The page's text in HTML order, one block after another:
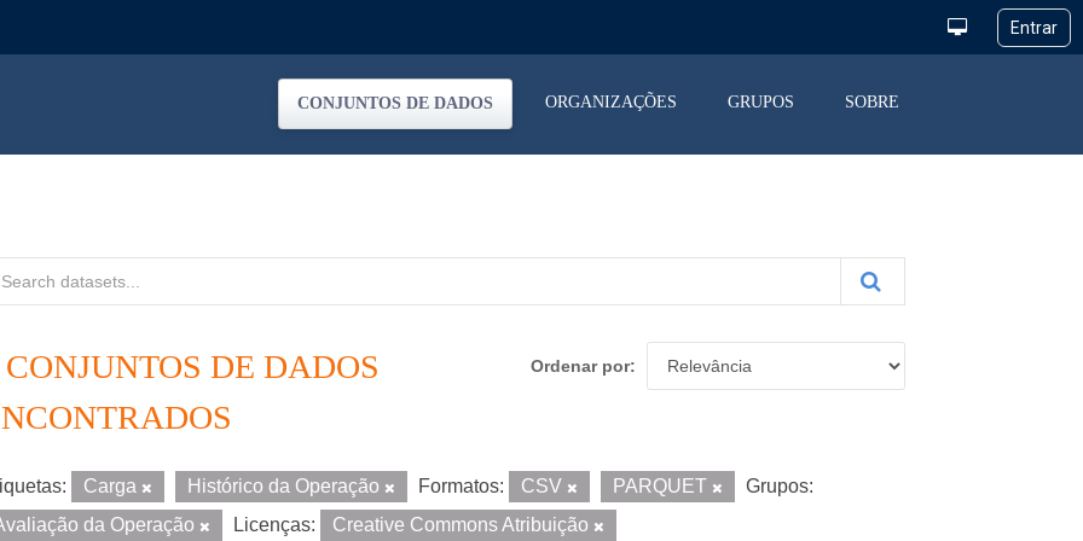
CONJUNTOS DE DADOS ORGANIZAÇÕES GRUPOS SOBRE
Ordenar por
CONJUNTOS DE DADOS
Carga Histórico da Operação Formatos: CSV PARQUET
Grupos:
da Operação
Licenças: Creative Commons Atribuição